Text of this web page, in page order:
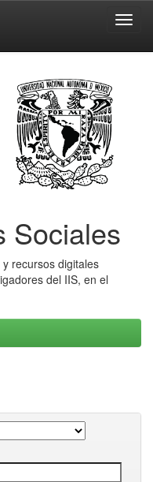
Sociales
recursos digitales
del IIS, en el